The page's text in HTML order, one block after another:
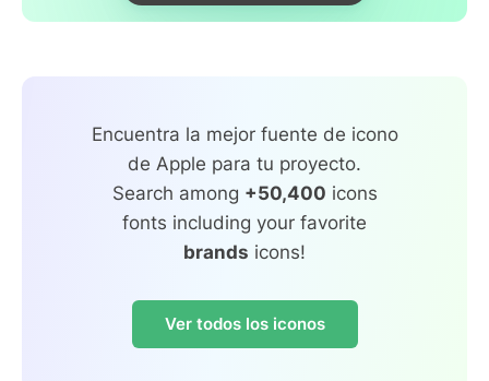
Encuentra la mejor fuente de icono
de Apple para tu proyecto.
Search among +50,400 icons
fonts including your favorite
brands icons!
Ver todos los iconos